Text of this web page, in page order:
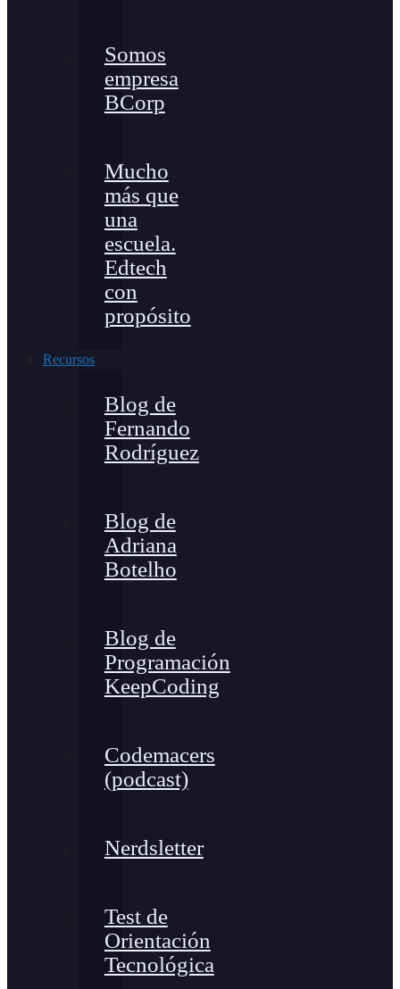
Somos
empresa
BCorp
Mucho
más que
una
escuela.
Edtech
con
propósito
Recursos
Blog de
Fernando
Rodríguez
Blog de
Adriana
Botelho
Blog de
Programación
KeepCoding
Codemacers
(podcast)
Nerdsletter
Test de
Orientación
Tecnológica